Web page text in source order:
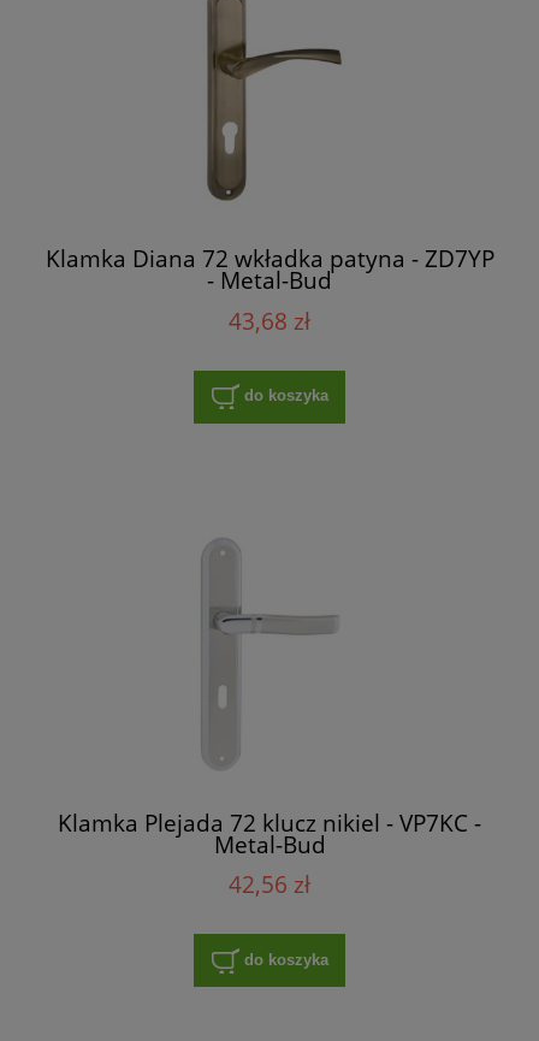
Klamka Diana 72 wkładka patyna - ZD7YP
- Metal-Bud
43,68 zł
do koszyka
Klamka Plejada 72 klucz nikiel - VP7KC -
Metal-Bud
42,56 zł
do koszyka